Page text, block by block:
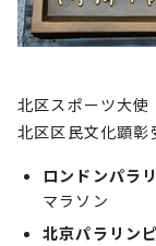
北区スポーツ大使
北区区民文化顕彰
ロンドンパラ
マラソン
北京パラリン